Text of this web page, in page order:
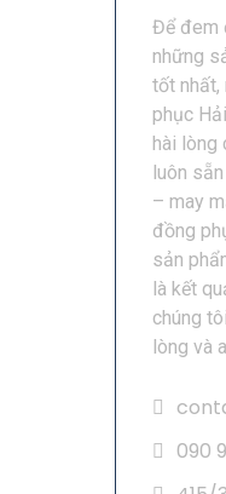
Để đem
những
tốt nhất,
phục
hài lòng
luôn
– may
đồng
sản
là kết
chúng
lòng và
090